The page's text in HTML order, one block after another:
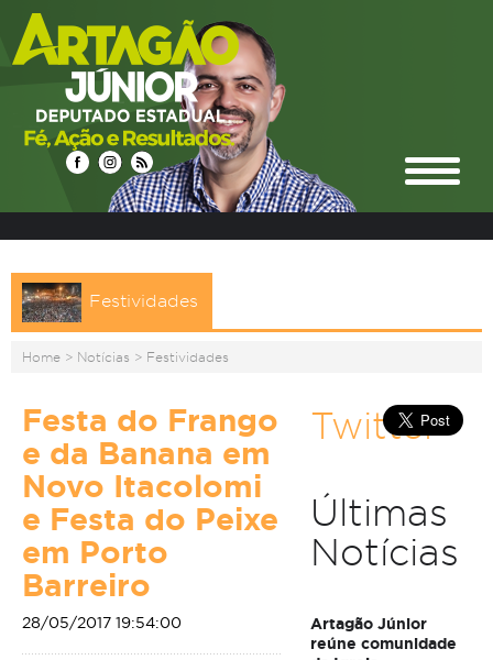
Festividades
Home > Notícias > Festividades
Festa do Frango
e da Banana em
Novo Itacolomi
e Festa do Peixe
em Porto
Barreiro
28/05/2017 19:54:00
Twitter
Últimas
Notícias
Artagão Júnior
reúne comunidade